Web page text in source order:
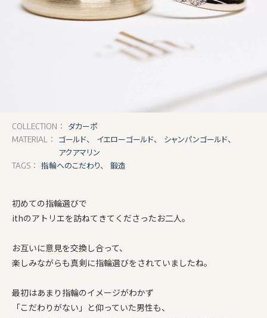
COLLECTION： ダカーポ
MATERIAL： ゴールド、 イエローゴールド、
シャンパンゴールド、
アクアマリン
TAGS： 指輪へのこだわり、 鍛造
初めての指輪選びで
ithのアトリエを訪ねてきてくださったお二人。
お互いに意見を交換し合って、
楽しみながらも真剣に指輪選びをされていましたね。
最初はあまり指輪のイメージがわかず
「こだわりがない」と仰っていた男性も、